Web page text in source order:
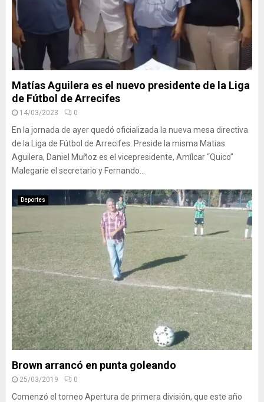
Matías Aguilera es el nuevo presidente de la Liga
de Fútbol de Arrecifes
14/03/2023 0
En la jornada de ayer quedó oficializada la nueva mesa directiva
de la Liga de Fútbol de Arrecifes. Preside la misma Matias
Aguilera, Daniel Muñoz es el vicepresidente, Amílcar “Quico”
Malegaríe el secretario y Fernando...
Deportes
Brown arrancó en punta goleando
25/03/2019 0
Comenzó el torneo Apertura de primera división, que este año